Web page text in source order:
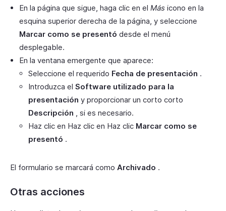
En la página que sigue, haga clic en el Más icono en la
esquina superior derecha de la página, y seleccione
Marcar como se presentó desde el menú
desplegable.
En la ventana emergente que aparece:
Seleccione el requerido Fecha de presentación .
Introduzca el Software utilizado para la
presentación y proporcionar un corto corto
Descripción , si es necesario.
Haz clic en Haz clic en Haz clic Marcar como se
presentó .
El formulario se marcará como Archivado .
Otras acciones